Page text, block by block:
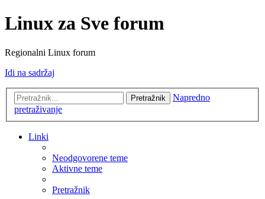
Linux za Sve forum
Regionalni Linux forum
Idi na sadržaj
Pretražnik
Napredno
pretraživanje
Linki
Neodgovorene teme
Aktivne teme
Pretražnik